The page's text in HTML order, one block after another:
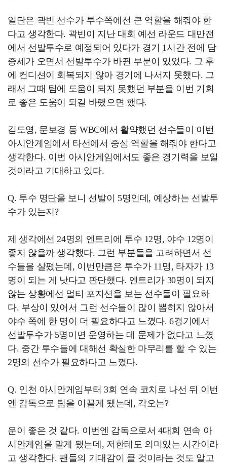
일단은 곽빈 선수가 투수쪽에선 큰 역햘을 해줘야 한
다고 생각한다. 곽빈이 지난 대회 예선 라운드 대만전
에서 선발투수로 예정되어 있다가 경기 1시간 전에 담
증세가 오면서 선발투수가 바뀐 부분이 있었다. 그 후
에 컨디션이 회복되지 않아 경기에 나서지 못했다. 그
래서 그때 팀에 도움이 되지 못했던 부분을 이번 기회
로 좋은 도움이 되길 바랬으면 했다.
김도영, 문보경 등 WBC에서 활약했던 선수들이 이번
아시안게임에서 타선에서 중심 역할을 해줘야 한다고
생각한다. 이번 아시안게임에서도 좋은 경기력을 보일
것이라고 기대하고 있다.
Q. 투수 명단을 보니 선발이 5명인데, 예상하는 선발투
수가 있는지?
제 생각에선 24명의 엔트리에 투수 12명, 야수 12명이
좋지 않을까 생각했다. 그런 부분들을 고려하면서 선
수들을 살폈는데, 이번만큼은 투수가 11명, 타자가 13
명이 되는 게 낫다고 판단했다. 엔트리가 30명이 되지
않는 상황에선 멀티 포지션을 보는 선수들이 필요하
다. 부상이 있어서 그런 선수들이 많이 뽑히지 않아서
야수 쪽에 한 명이 더 필요하다고 느꼈다. 6경기에서
선발투수가 5명이면 운영하는 데 문제가 없다고 느꼈
다. 중간 투수들에 대해선 확실한 마무리를 할 수 있는
2명의 선수가 필요하다고 느꼈다.
Q. 인천 아시안게임부터 3회 연속 코치로 나선 뒤 이번
엔 감독으로 팀을 이끌게 됐는데, 각오는?
운이 좋은 것 같다. 이번엔 감독으로서 4대회 연속 아
시안게임을 맡게 됐는데, 저한테도 의미있는 시간이라
고 생각한다. 팬들의 기대감이 클 것이라는 것도 알고